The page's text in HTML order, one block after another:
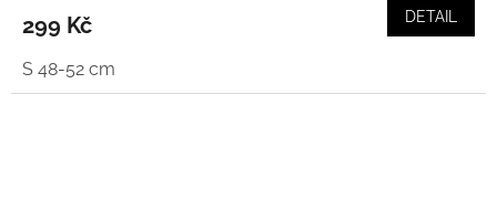
299 Kč DETAIL
S 48-52 cm